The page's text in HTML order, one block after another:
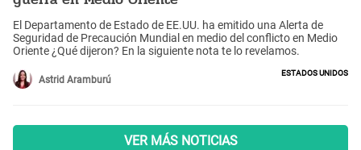
El Departamento de Estado de EE.UU. ha emitido una Alerta de
Seguridad de Precaución Mundial en medio del conflicto en Medio
Oriente ¿Qué dijeron? En la siguiente nota te lo revelamos.
Astrid Aramburú
Estados Unidos
VER MÁS NOTICIAS